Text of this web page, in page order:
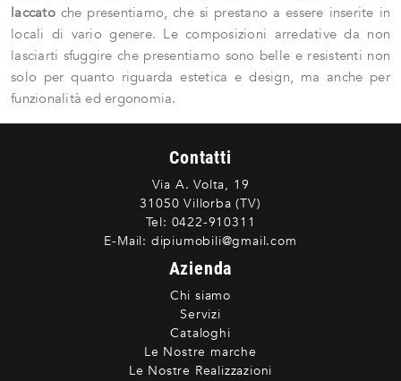
laccatoche presentiamo, che si prestano a essere inserite in
locali di vario genere. Le composizioni arredative da non
lasciarti sfuggire che presentiamo sono belle e resistenti non
solo per quanto riguarda estetica e design, ma anche per
funzionalità ed ergonomia.
Contatti
Via A. Volta, 19
31050 Villorba (TV)
Tel: 0422-910311
E-Mail: dipiumobili@gmail.com
Azienda
Chi siamo
Servizi
Cataloghi
Le Nostre marche
Le Nostre Realizzazioni